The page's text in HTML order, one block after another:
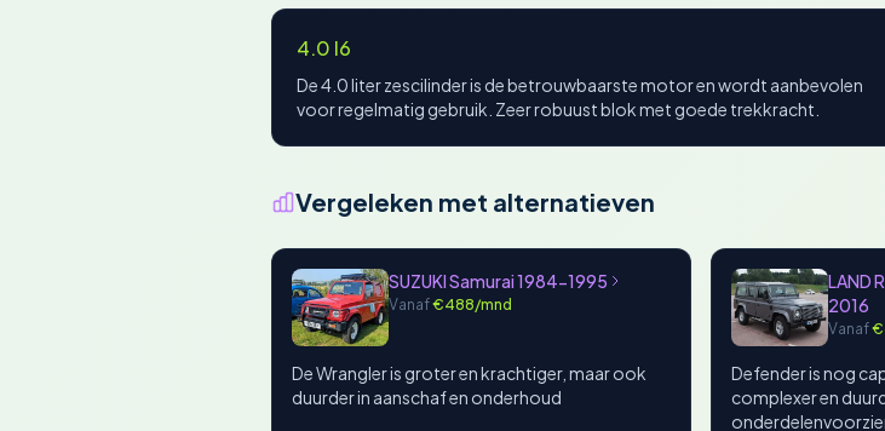
4.0 I6
De 4.0 liter zescilinder is de betrouwbaarste motor en wordt aanbevolen
voor regelmatig gebruik. Zeer robuust blok met goede trekkracht.
Vergeleken met alternatieven
SUZUKI Samurai 1984-1995
Vanaf€488/mnd
De Wrangler is groter en krachtiger, maar ook
duurder in aanschaf en onderhoud
LAND
2016
Vanaf
Defender is nog
complexer en